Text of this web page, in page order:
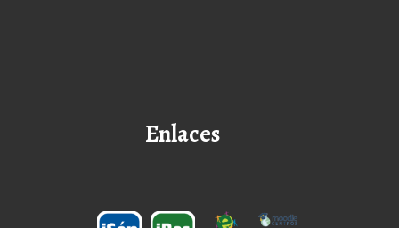
Enlaces